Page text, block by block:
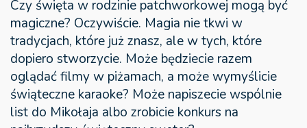
Czy święta w rodzinie patchworkowej mogą być
magiczne? Oczywiście. Magia nie tkwi w
tradycjach, które już znasz, ale w tych, które
dopiero stworzycie. Może będziecie razem
oglądać filmy w piżamach, a może wymyślicie
świąteczne karaoke? Może napiszecie wspólnie
list do Mikołaja albo zrobicie konkurs na